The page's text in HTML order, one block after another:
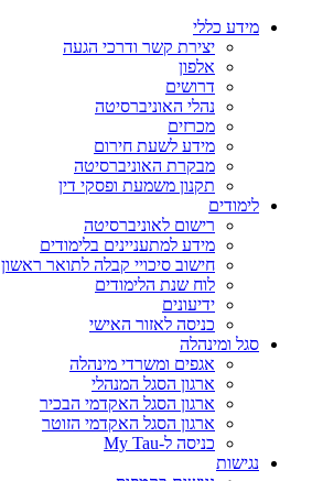
מידע כללי
יצירת קשר ודרכי הגעה
אלפון
דרושים
נהלי האוניברסיטה
מכרזים
מידע לשעת חירום
מבקרת האוניברסיטה
תקנון משמעת ופסקי דין
לימודים
רישום לאוניברסיטה
מידע למתעניינים בלימודים
חישוב סיכויי קבלה לתואר ראשון
לוח שנת הלימודים
ידיעונים
כניסה לאזור האישי
סגל ומינהלה
אגפים ומשרדי מינהלה
ארגון הסגל המנהלי
ארגון הסגל האקדמי הבכיר
ארגון הסגל האקדמי הזוטר
כניסה ל-My Tau
נגישות